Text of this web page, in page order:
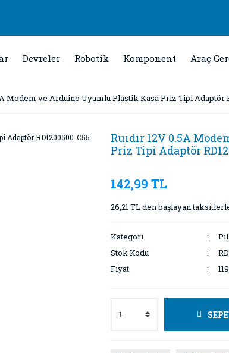
Devreler Robotik Komponent Araç
Modem ve Arduino Uyumlu Plastik Kasa Priz Tipi Adaptör
Ruıdır 12V 0.5A
Priz Tipi Adaptör
142,99 TL
26,21 TL den başlayan
Kategori
Pil
Stok Kodu
Fiyat